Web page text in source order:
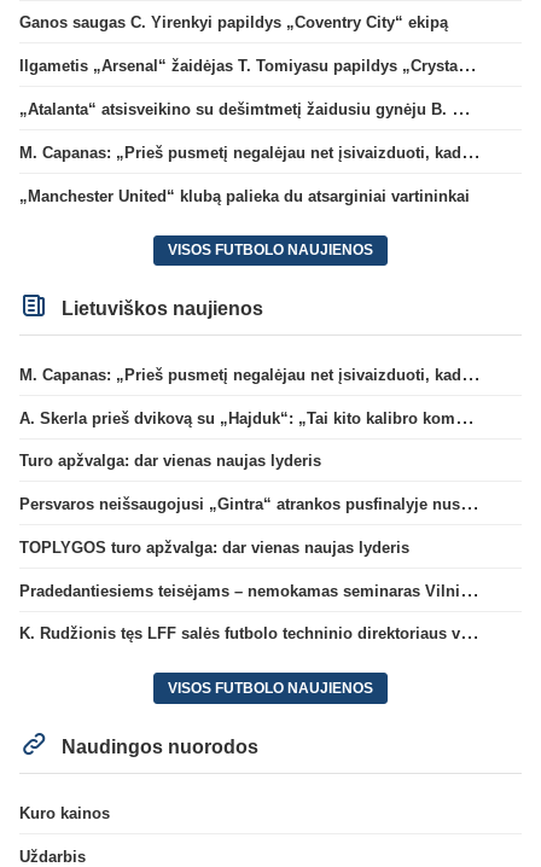
Ganos saugas C. Yirenkyi papildys „Coventry City“ ekipą
Ilgametis „Arsenal“ žaidėjas T. Tomiyasu papildys „Crystal Palace“ ekipą
„Atalanta“ atsisveikino su dešimtmetį žaidusiu gynėju B. Djimsiti
M. Capanas: „Prieš pusmetį negalėjau net įsivaizduoti, kad žaisime prieš „Hajduk“
„Manchester United“ klubą palieka du atsarginiai vartininkai
VISOS FUTBOLO NAUJIENOS
Lietuviškos naujienos
M. Capanas: „Prieš pusmetį negalėjau net įsivaizduoti, kad žaisime prieš „Hajduk“
A. Skerla prieš dvikovą su „Hajduk“: „Tai kito kalibro komanda“
Turo apžvalga: dar vienas naujas lyderis
Persvaros neišsaugojusi „Gintra“ atrankos pusfinalyje nusileido Škotijos čempionėms
TOPLYGOS turo apžvalga: dar vienas naujas lyderis
Pradedantiesiems teisėjams – nemokamas seminaras Vilniuje šį penktadienį
K. Rudžionis tęs LFF salės futbolo techninio direktoriaus veiklą
VISOS FUTBOLO NAUJIENOS
Naudingos nuorodos
Kuro kainos
Uždarbis